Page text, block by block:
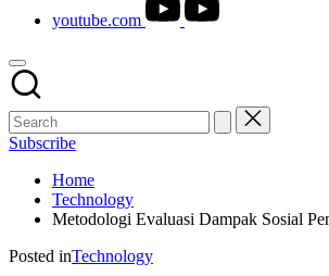
youtube.com
Subscribe
Home
Technology
Metodologi Evaluasi Dampak Sosial
Posted inTechnology